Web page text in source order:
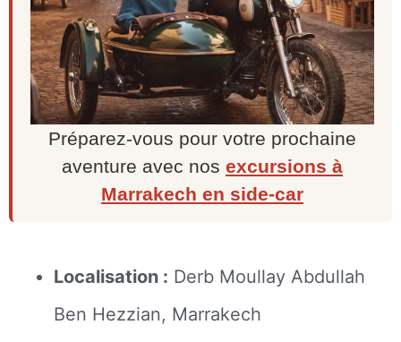
Préparez-vous pour votre prochaine
aventure avec nos excursions à
Marrakech en side-car
Localisation : Derb Moullay Abdullah
Ben Hezzian, Marrakech